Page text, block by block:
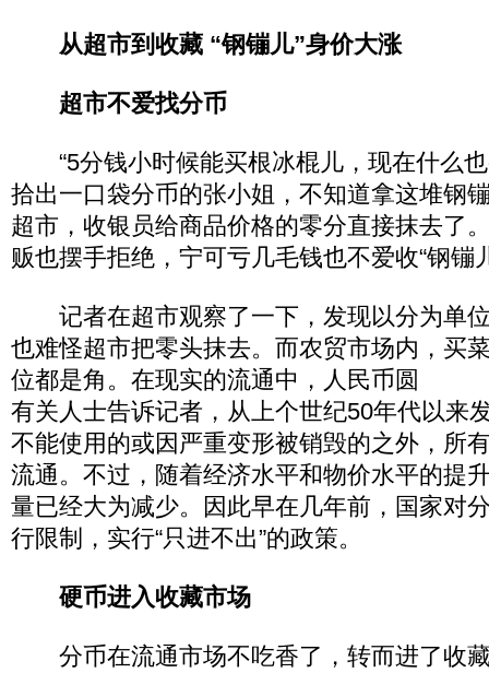
从超市到收藏 “钢镚儿”身价大涨
超市不爱找分币
“5分钱小时候能买根冰棍儿，现在什么也
拾出一口袋分币的张小姐，不知道拿这堆钢
超市，收银员给商品价格的零分直接抹去了
贩也摆手拒绝，宁可亏几毛钱也不爱收“钢镚
记者在超市观察了一下，发现以分为单
也难怪超市把零头抹去。而农贸市场内，买
位都是角。在现实的流通中，人民币圆
有关人士告诉记者，从上个世纪50年代以来
不能使用的或因严重变形被销毁的之外，所
流通。不过，随着经济水平和物价水平的提
量已经大为减少。因此早在几年前，国家对
行限制，实行“只进不出”的政策。
硬币进入收藏市场
分币在流通市场不吃香了，转而进了收